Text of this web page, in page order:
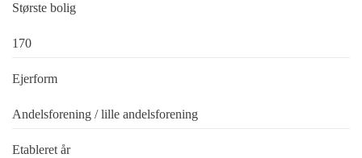
Største bolig
170
Ejerform
Andelsforening / lille andelsforening
Etableret år